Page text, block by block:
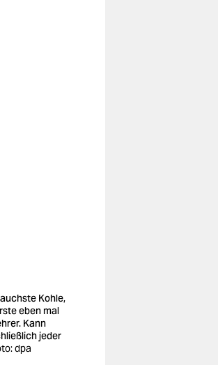
Kohle,
eben mal
Kann
jeder
dpa